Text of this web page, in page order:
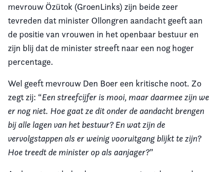
mevrouw Özütok (GroenLinks) zijn beide zeer
tevreden dat minister Ollongren aandacht geeft aan
de positie van vrouwen in het openbaar bestuur en
zijn blij dat de minister streeft naar een nog hoger
percentage.
Wel geeft mevrouw Den Boer een kritische noot. Zo
zegt zij: “Een streefcijfer is mooi, maar daarmee zijn we
er nog niet. Hoe gaat ze dit onder de aandacht brengen
bij alle lagen van het bestuur? En wat zijn de
vervolgstappen als er weinig vooruitgang blijkt te zijn?
Hoe treedt de minister op als aanjager?”